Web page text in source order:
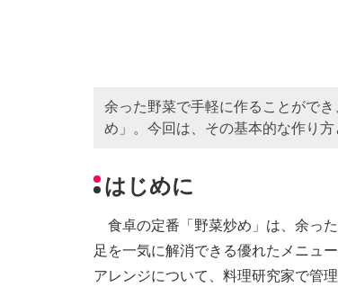
余った野菜で手軽に作ることがで
め」。今回は、その基本的な作り
はじめに
食卓の定番「野菜炒め」は、余っ
足を一気に解消できる優れたメニュ
アレンジについて、料理研究家で管